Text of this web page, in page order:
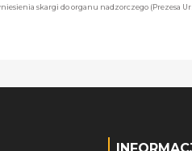
skargi do organu nadzorczego (Prezesa